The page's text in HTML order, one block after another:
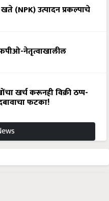
खते (NPK) उत्पादन प्रकल्पाचे
नेतृत्वाखालील
खर्च करूनही विक्री ठप्प-
फटका!